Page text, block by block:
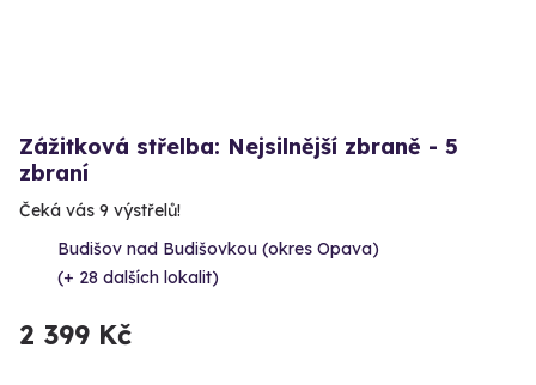
Zážitková střelba: Nejsilnější zbraně - 5
zbraní
Čeká vás 9 výstřelů!
Budišov nad Budišovkou (okres Opava)
(+ 28 dalších lokalit)
2 399 Kč